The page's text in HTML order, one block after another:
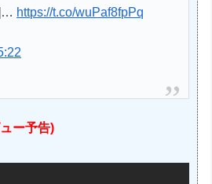
https://t.co/wuPaf8fpPq
ー予告)